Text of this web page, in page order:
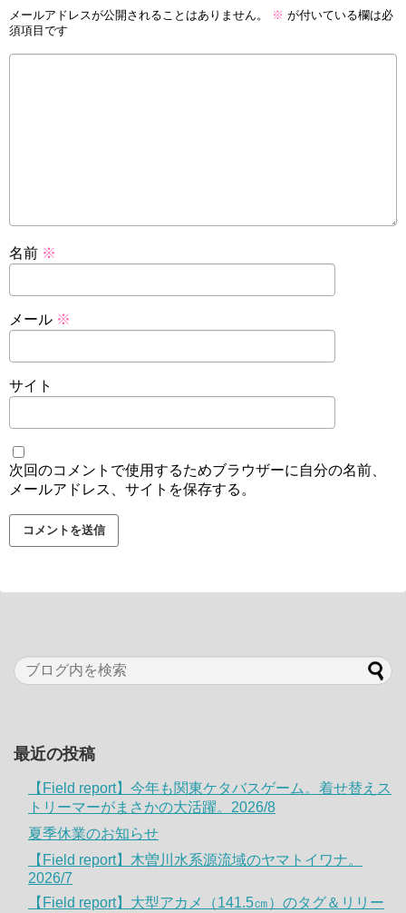
メールアドレスが公開されることはありません。 ※ が付いている欄は必
須項目です
名前 ※
メール ※
サイト
次回のコメントで使用するためブラウザーに自分の名前、
メールアドレス、サイトを保存する。
最近の投稿
【Field report】今年も関東ケタバスゲーム。着せ替えス
トリーマーがまさかの大活躍。2026/8
夏季休業のお知らせ
【Field report】木曽川水系源流域のヤマトイワナ。
2026/7
【Field report】大型アカメ（141.5㎝）のタグ＆リリー